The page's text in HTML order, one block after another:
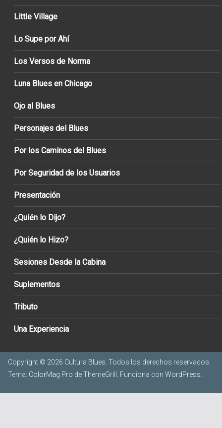
Little Village
Lo Supe por Ahí
Los Versos de Norma
Luna Blues en Chicago
Ojo al Blues
Personajes del Blues
Por los Caminos del Blues
Por Seguridad de los Usuarios
Presentación
¿Quién lo Dijo?
¿Quién lo Hizo?
Sesiones Desde la Cabina
Suplementos
Tributo
Una Experiencia
Copyright © 2026 Cultura Blues . Todos los derechos reservados.
Tema: ColorMag Pro de ThemeGrill. Funciona con WordPress